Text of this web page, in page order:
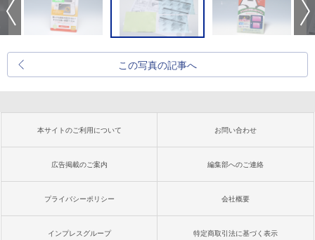
この写真の記事へ
本サイトのご利用について お問い合わせ
広告掲載のご案内 編集部へのご連絡
プライバシーポリシー 会社概要
インプレスグループ 特定商取引法に基づく表示